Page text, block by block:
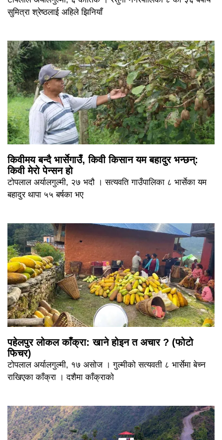
सुमित्रा श्रेष्ठलाई अहिले झिनियाँ
किवीमय बन्दै भार्सेगाउँ, किवी किसान यम बहादुर भन्छन्:
किवी मेरो पेन्सन हो
टोपलाल अर्यालगुल्मी, २७ भदौ । सत्यवति गाउँपालिका ८ भार्सेका यम
बहादुर थापा ५५ बर्षका भए
पहेलपुर लोकल काँक्रा: खाने होइन त अचार ? (फोटो
फिचर)
टोपलाल अर्यालगुल्मी, १७ असोज । गुल्मीको सत्यवती ८ भार्सेमा बेच्न
राखिएका काँक्रा । दशैमा काँक्राको